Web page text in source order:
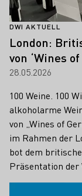
DWI AKTUELL
London:
von ‘Wines
28.05.2026
100 Weine. 100
alkoholarme
von „Wines of
im Rahmen der
bot dem
Präsentation der